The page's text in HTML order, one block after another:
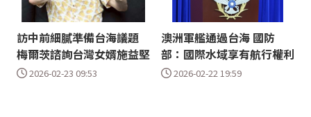
訪中前細膩準備台海議題
梅爾茨諮詢台灣女婿施益堅
2026-02-23 09:53
澳洲軍艦通過台海 國防
部：國際水域享有航行權利
2026-02-22 19:59